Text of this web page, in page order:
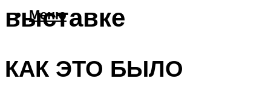
Меню
выставке
КАК ЭТО БЫЛО